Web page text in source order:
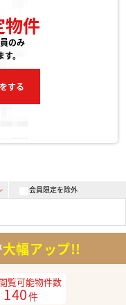
物件
のみ
。
する
会員限定を除外
大幅アップ!!
覧可能物件数
140件